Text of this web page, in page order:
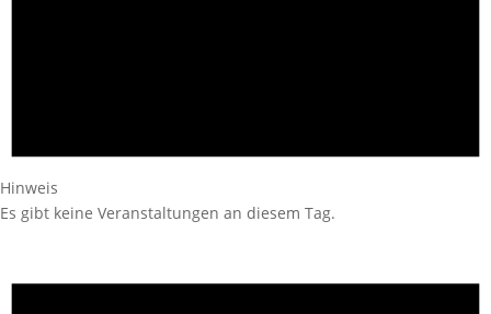
Hinweis
Es gibt keine Veranstaltungen an diesem Tag.